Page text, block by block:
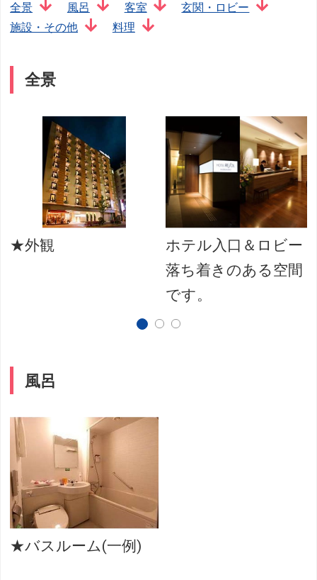
全景 風呂 客室
玄関・ロビー
施設・その他
料理
全景
★外観
ホテル入口＆ロビー
落ち着きのある空間
です。
風呂
★バスルーム(一例)